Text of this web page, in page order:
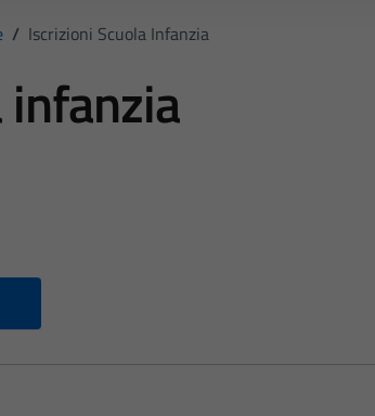
/ Iscrizioni Scuola Infanzia
infanzia